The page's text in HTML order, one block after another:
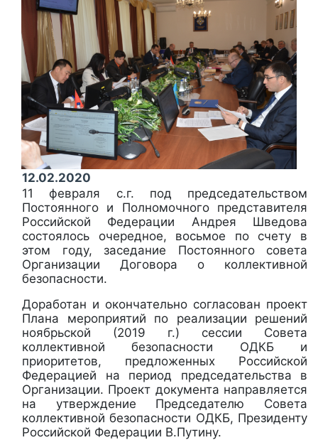
12.02.2020
11 февраля с.г. под председательством
Постоянного и Полномочного представителя
Российской Федерации Андрея Шведова
состоялось очередное, восьмое по счету в
этом году, заседание Постоянного совета
Организации Договора о коллективной
безопасности.
Доработан и окончательно согласован проект
Плана мероприятий по реализации решений
ноябрьской (2019 г.) сессии Совета
коллективной безопасности ОДКБ и
приоритетов, предложенных Российской
Федерацией на период председательства в
Организации. Проект документа направляется
на утверждение Председателю Совета
коллективной безопасности ОДКБ, Президенту
Российской Федерации В.Путину.